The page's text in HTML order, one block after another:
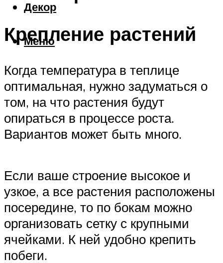
Декор
Меню
Крепление растений
Когда температура в теплице
оптимальная, нужно задуматься о
том, на что растения будут
опираться в процессе роста.
Вариантов может быть много.
Если ваше строение высокое и
узкое, а все растения расположены
посередине, то по бокам можно
организовать сетку с крупными
ячейками. К ней удобно крепить
побеги.